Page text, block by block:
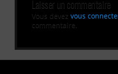
Laisser un commentaire
Vous devez vous
commentaire.